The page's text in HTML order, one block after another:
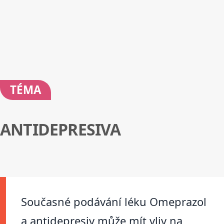
TÉMA
ANTIDEPRESIVA
Současné podávání léku Omeprazol
a antidepresiv může mít vliv na